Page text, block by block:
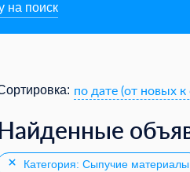
на поиск
по дате (от новых
Категория: Сыпучие материалы